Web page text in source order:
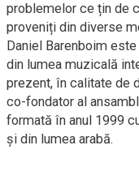
problemelor ce țin de
proveniți din diverse
Daniel Barenboim
din lumea muzicală
prezent, în calitate de
co-fondator al
formată în anul 1999
şi din lumea arabă.